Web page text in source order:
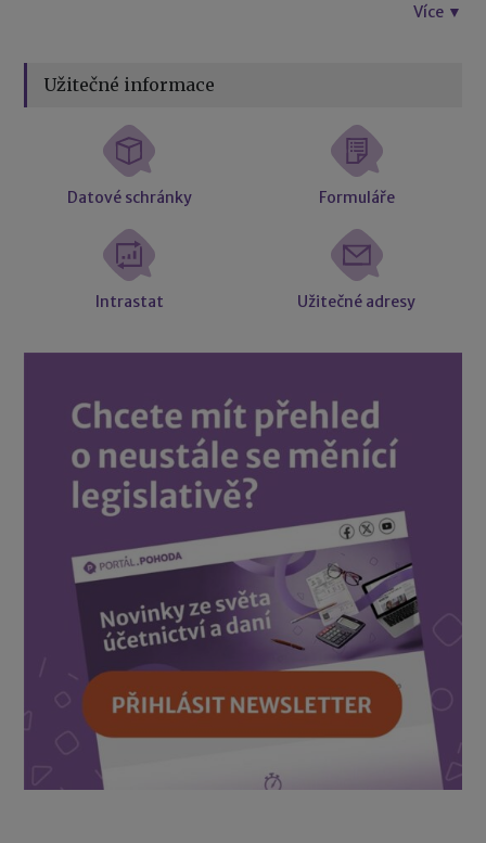
Více ▼
Užitečné informace
Datové schránky Formuláře
Intrastat Užitečné adresy